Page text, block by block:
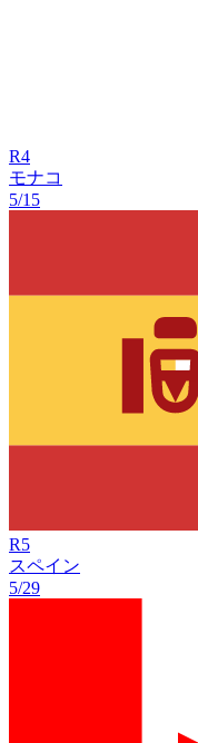
R4
モナコ
5/15
R5
スペイン
5/29